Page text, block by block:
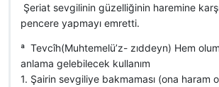
 Şeriat sevgilinin güzelliğinin haremine
pencere yapmayı emretti.
ª Tevcîh(Muhtemelü’z- zıddeyn) Hem
anlama gelebilecek kullanım
1. Şairin sevgiliye bakmaması (ona haram